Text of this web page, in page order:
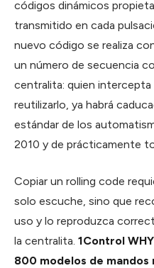
códigos dinámicos
transmitido en cada
nuevo código se realiza
un número de secuencia
centralita: quien
reutilizarlo, ya habrá
estándar de los
2010 y de prácticamente
Copiar un rolling code
solo escuche, sino que
uso y lo reproduzca
la centralita. 1Control
800 modelos de mandos